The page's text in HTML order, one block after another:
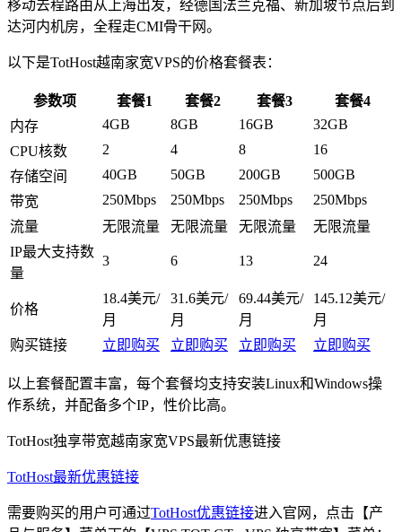
移动去程路由从上海出发，经德国法兰克福、新加坡节点后到
达河内机房，全程走CMI骨干网。
以下是TotHost越南家宽VPS的价格套餐表：
参数项 套餐1 套餐2 套餐3
套餐4
内存
4GB 8GB 16GB
32GB
CPU核数
2 4 8
16
存储空间
40GB 50GB 200GB
500GB
带宽
250Mbps 250Mbps 250Mbps
250Mbps
流量
无限流量 无限流量 无限流量
无限流量
IP最大支持数
量
3 6 13 24
价格
18.4美元/
月
31.6美元/
月
69.44美元/
月
145.12美元/
月
购买链接
立即购买 立即购买 立即购买 立即购买
以上套餐配置丰富，每个套餐均支持安装Linux和Windows操
作系统，并配备多个IP，性价比高。
TotHost独享带宽越南家宽VPS最新优惠链接
TotHost最新优惠链接
需要购买的用户可通过TotHost优惠链接进入官网，点击【产